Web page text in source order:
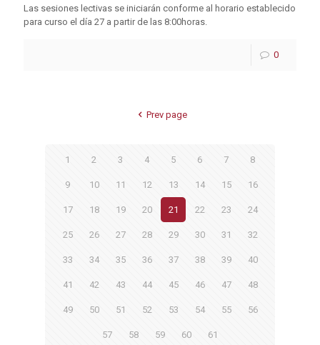
Las sesiones lectivas se iniciarán conforme al horario establecido
para curso el día 27 a partir de las 8:00horas.
0
Prev page
1 2 3 4 5 6 7 8
9 10 11 12 13 14 15 16
17 18 19 20 21 22 23 24
25 26 27 28 29 30 31 32
33 34 35 36 37 38 39 40
41 42 43 44 45 46 47 48
49 50 51 52 53 54 55 56
57 58 59 60 61